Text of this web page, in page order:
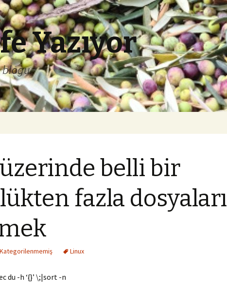
Yazıyor
blogu.
belli bir
fazla dosyaları
Kategorilenmemiş Linux
du -h ‘{}’ \;|sort -n